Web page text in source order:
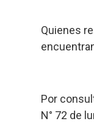
Quienes
Por
N° 72 de